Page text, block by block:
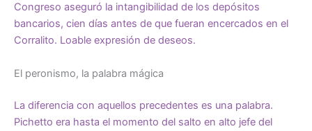
Congreso aseguró la intangibilidad de los depósitos
bancarios, cien días antes de que fueran encercados en el
Corralito. Loable expresión de deseos.
El peronismo, la palabra mágica
La diferencia con aquellos precedentes es una palabra.
Pichetto era hasta el momento del salto en alto jefe del